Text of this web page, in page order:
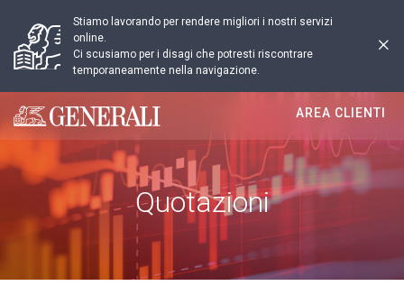
Stiamo lavorando per rendere migliori i nostri servizi
online.
Ci scusiamo per i disagi che potresti riscontrare
temporaneamente nella navigazione.
Generali logo
AREA CLIENTI
Quotazioni